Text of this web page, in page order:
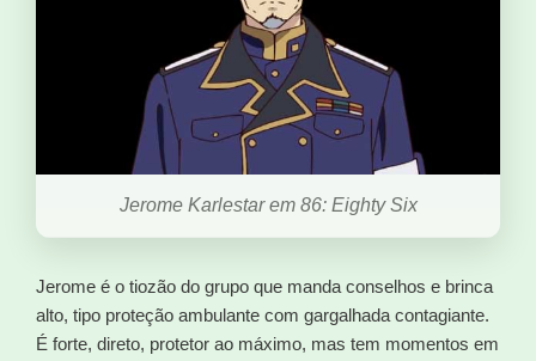
Jerome Karlestar em 86: Eighty Six
Jerome é o tiozão do grupo que manda conselhos e brinca
alto, tipo proteção ambulante com gargalhada contagiante.
É forte, direto, protetor ao máximo, mas tem momentos em